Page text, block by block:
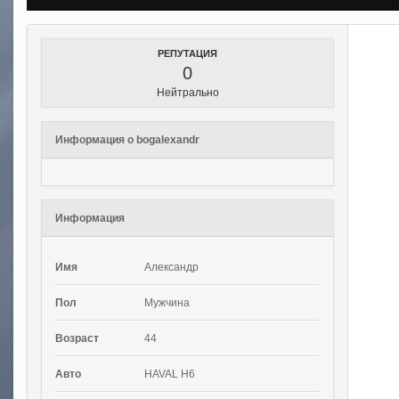
РЕПУТАЦИЯ
0
Нейтрально
Информация о bogalexandr
Информация
Имя Александр
Пол Мужчина
Возраст 44
Авто HAVAL H6